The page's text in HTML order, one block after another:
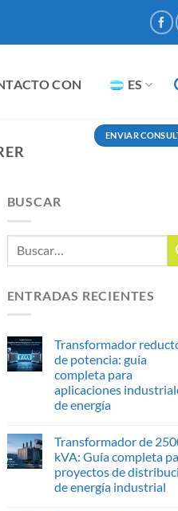
CON ES
ENVIAR
BUSCAR
ENTRADAS RECIENTES
Transformador
de potencia: guía
completa para
aplicaciones
de energía
Transformador de
kVA: Guía completa
proyectos de
de energía industrial